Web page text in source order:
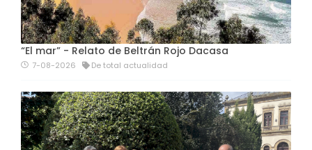
“El mar” - Relato de Beltrán Rojo Dacasa
7-08-2026 De total actualidad